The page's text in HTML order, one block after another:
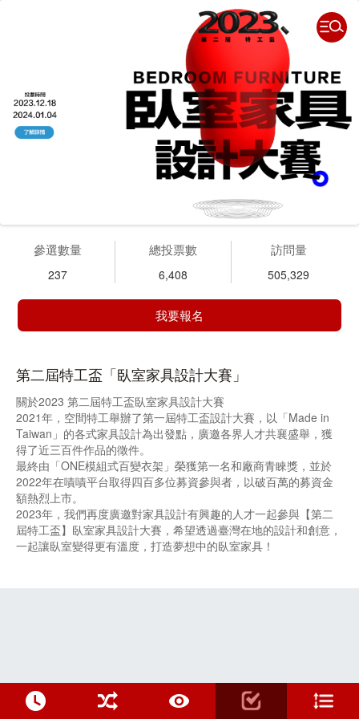
參選數量
237
總投票數
6,408
訪問量
505,329
我要報名
第二屆特工盃「臥室家具設計大賽」
關於2023 第二屆特工盃臥室家具設計大賽
2021年，空間特工舉辦了第一屆特工盃設計大賽，以「Made in
Taiwan」的各式家具設計為出發點，廣邀各界人才共襄盛舉，獲
得了近三百件作品的徵件。
最終由「ONE模組式百變衣架」榮獲第一名和廠商青睞獎，並於
2022年在嘖嘖平台取得四百多位募資參與者，以破百萬的募資金
額熱烈上市。
2023年，我們再度廣邀對家具設計有興趣的人才一起參與【第二
屆特工盃】臥室家具設計大賽，希望透過臺灣在地的設計和創意，
一起讓臥室變得更有溫度，打造夢想中的臥室家具！